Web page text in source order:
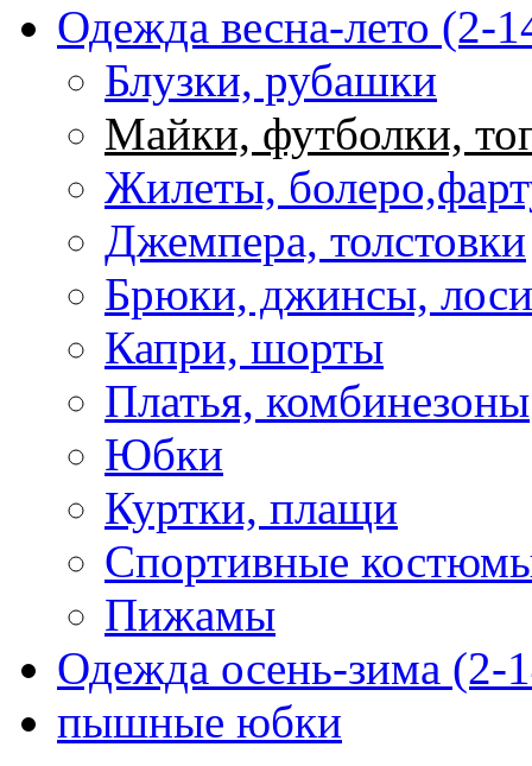
Одежда весна-лето (2-
Блузки, рубашки
Майки, футболки,
Жилеты,
Джемпера, толстовки
Брюки, джинсы,
Капри, шорты
Платья, комбинезоны
Юбки
Куртки, плащи
Спортивные
Пижамы
Одежда осень-зима (2-
пышные юбки